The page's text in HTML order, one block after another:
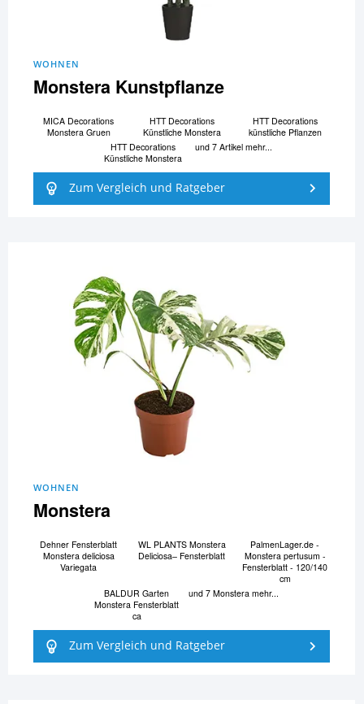
WOHNEN
Monstera Kunstpflanze
MICA Decorations
Monstera Gruen
HTT Decorations
Künstliche Monstera
HTT Decorations
künstliche Pflanzen
HTT Decorations
Künstliche Monstera
und 7 Artikel mehr...
Zum Vergleich und Ratgeber
WOHNEN
Monstera
Dehner Fensterblatt
Monstera deliciosa
Variegata
WL PLANTS Monstera
Deliciosa– Fensterblatt
PalmenLager.de -
Monstera pertusum -
Fensterblatt - 120/140
cm
BALDUR Garten
Monstera Fensterblatt
ca
und 7 Monstera mehr...
Zum Vergleich und Ratgeber